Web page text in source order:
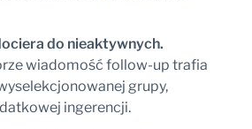
do nieaktywnych.
wiadomość follow-up trafia
grupy,
ingerencji.